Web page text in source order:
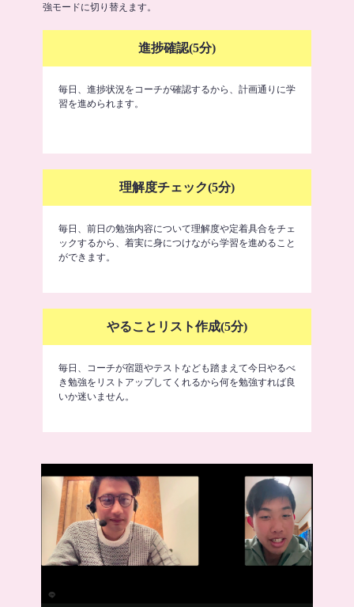
強モードに切り替えます。
進捗確認(5分)
毎日、進捗状況をコーチが確認するから、計画通りに学
習を進められます。
理解度チェック(5分)
毎日、前日の勉強内容について理解度や定着具合をチェ
ックするから、着実に身につけながら学習を進めること
ができます。
やることリスト作成(5分)
毎日、コーチが宿題やテストなども踏まえて今日やるべ
き勉強をリストアップしてくれるから何を勉強すれば良
いか迷いません。